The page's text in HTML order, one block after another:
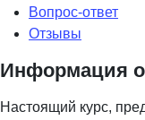
Вопрос-ответ
Отзывы
Информация о
Настоящий курс,